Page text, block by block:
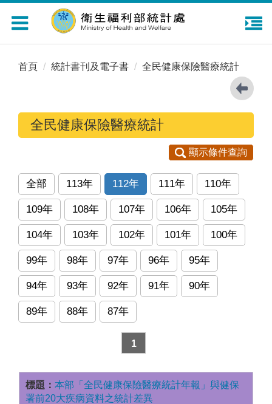
Toggle
navigation
首頁 統計書刊及電子書 全民健康保險醫療統計
全民健康保險醫療統計
顯示條件查詢
全部 113年 112年 111年 110年
109年 108年 107年 106年 105年
104年 103年 102年 101年 100年
99年 98年 97年 96年 95年
94年 93年 92年 91年 90年
89年 88年 87年
1
本部「全民健康保險醫療統計年報」與健保
署前20大疾病資料之統計差異